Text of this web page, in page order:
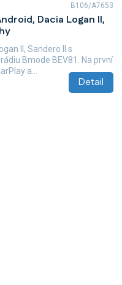
Dacia Logan II,
Detail
II, Sandero II s
Bmode BEV81. Na první
a...
B106/A7653